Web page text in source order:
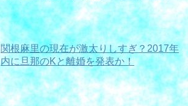
関根麻里の現在が激太りしすぎ？2017年
内に旦那のKと離婚を発表か！